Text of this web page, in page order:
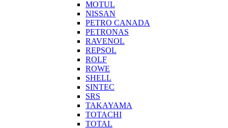
MOTUL
NISSAN
PETRO CANADA
PETRONAS
RAVENOL
REPSOL
ROLF
ROWE
SHELL
SINTEC
SRS
TAKAYAMA
TOTACHI
TOTAL